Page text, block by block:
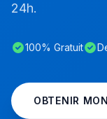
24h.
100% Gratuit
OBTENIR